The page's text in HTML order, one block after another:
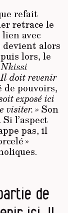
refait
retrace le
avec
devient alors
lors, le
Nkissi
doit revenir
de pouvoirs,
exposé ici
visiter. » Son
l’aspect
pas, il
»
de